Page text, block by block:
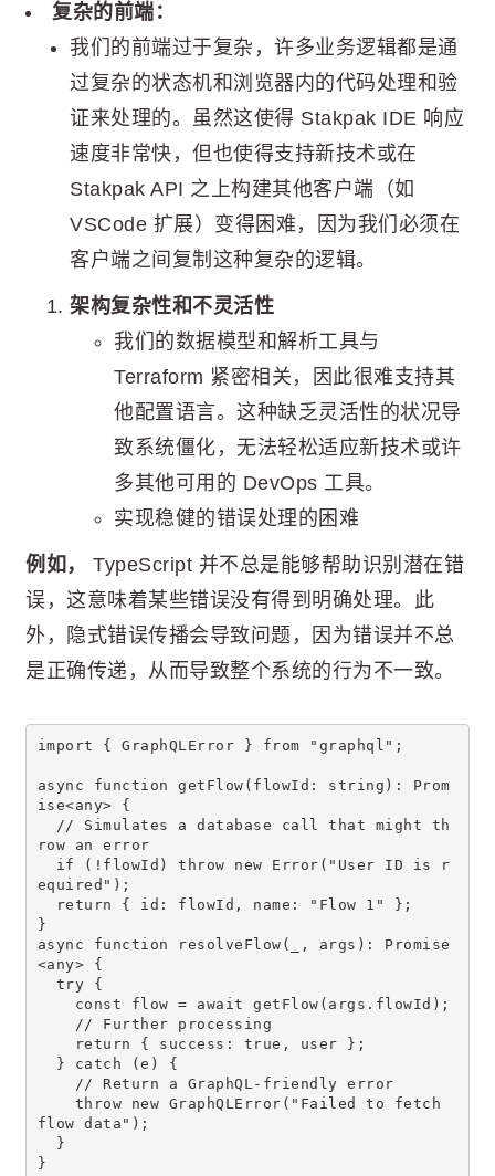
复杂的前端：
我们的前端过于复杂，许多业务逻辑都是通
过复杂的状态机和浏览器内的代码处理和验
证来处理的。虽然这使得 Stakpak IDE 响应
速度非常快，但也使得支持新技术或在
Stakpak API 之上构建其他客户端（如
VSCode 扩展）变得困难，因为我们必须在
客户端之间复制这种复杂的逻辑。
架构复杂性和不灵活性
我们的数据模型和解析工具与
Terraform 紧密相关，因此很难支持其
他配置语言。这种缺乏灵活性的状况导
致系统僵化，无法轻松适应新技术或许
多其他可用的 DevOps 工具。
实现稳健的错误处理的困难
例如，
TypeScript 并不总是能够帮助识别潜在错
误，这意味着某些错误没有得到明确处理。此
外，隐式错误传播会导致问题，因为错误并不总
是正确传递，从而导致整个系统的行为不一致。
import { GraphQLError } from "graphql";
async function getFlow(flowId: string): Prom
ise<any> {
// Simulates a database call that might th
row an error
if (!flowId) throw new Error("User ID is r
equired");
return { id: flowId, name: "Flow 1" };
}
async function resolveFlow(_, args): Promise
<any> {
try {
const flow = await getFlow(args.flowId);
// Further processing
return { success: true, user };
} catch (e) {
// Return a GraphQL-friendly error
throw new GraphQLError("Failed to fetch
flow data");
}
}